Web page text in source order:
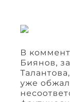
В
Биянов,
уже